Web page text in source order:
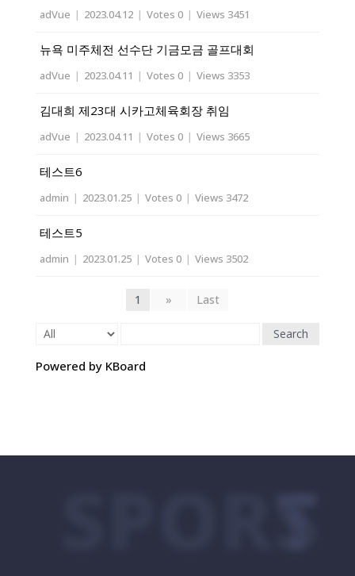
adVue | 2023.04.12 | Votes 0 | Views 3451
뉴욕 미주체전 선수단 기금모금 골프대회
adVue | 2023.04.11 | Votes 0 | Views 3353
김대희 제23대 시카고체육회장 취임
adVue | 2023.04.11 | Votes 0 | Views 3665
테스트6
admin | 2023.01.25 | Votes 0 | Views 3472
테스트5
admin | 2023.01.25 | Votes 0 | Views 3502
1 » Last
Search
Powered by KBoard
SPORTS